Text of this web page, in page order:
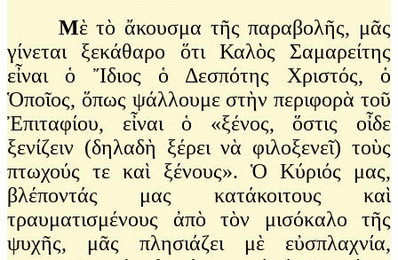
Μὲ τὸ ἄκουσμα τῆς παραβολῆς, μᾶς
γίνεται ξεκάθαρο ὅτι Καλὸς Σαμαρείτης
εἶναι ὁ Ἴδιος ὁ Δεσπότης Χριστός, ὁ
Ὁποῖος, ὅπως ψάλλουμε στὴν περιφορὰ τοῦ
Ἐπιταφίου, εἶναι ὁ «ξένος, ὅστις οἶδε
ξενίζειν (δηλαδὴ ξέρει νὰ φιλοξενεῖ) τοὺς
πτωχούς τε καὶ ξένους». Ὁ Κύριός μας,
βλέποντάς μας κατάκοιτους καὶ
τραυματισμένους ἀπὸ τὸν μισόκαλο τῆς
ψυχῆς, μᾶς πλησιάζει μὲ εὐσπλαχνία,